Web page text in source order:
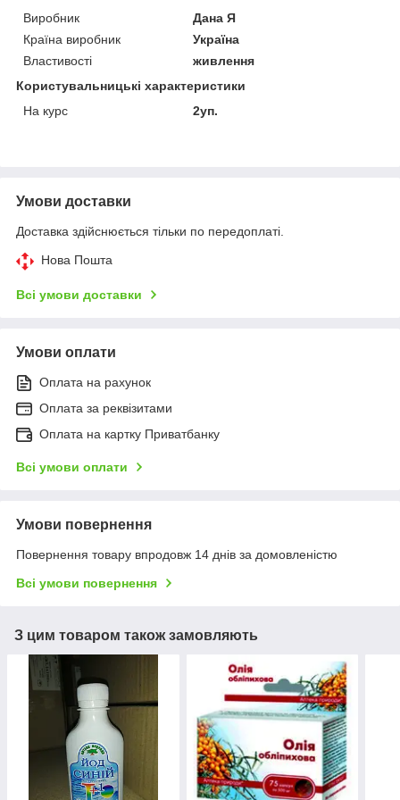
Виробник
Дана Я
Країна виробник
Україна
Властивості
живлення
Користувальницькі характеристики
На курс
2уп.
Умови доставки
Доставка здійснюється тільки по передоплаті.
Нова Пошта
Всі умови доставки
Умови оплати
Оплата на рахунок
Оплата за реквізитами
Оплата на картку Приватбанку
Всі умови оплати
Умови повернення
Повернення товару впродовж 14 днів за домовленістю
Всі умови повернення
З цим товаром також замовляють